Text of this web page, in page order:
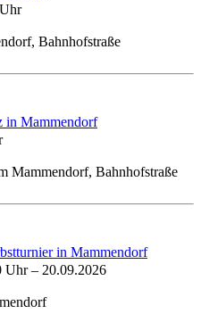
Bahnhofstraße
in Mammendorf
Mammendorf, Bahnhofstraße
in Mammendorf
Uhr– 20.09.2026